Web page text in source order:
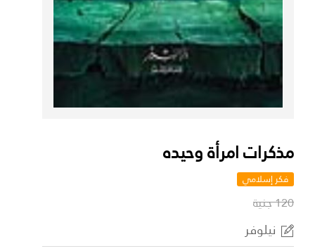
مذكرات امرأة وحيده
فكر إسلامي
120 جنية
نيلوفر